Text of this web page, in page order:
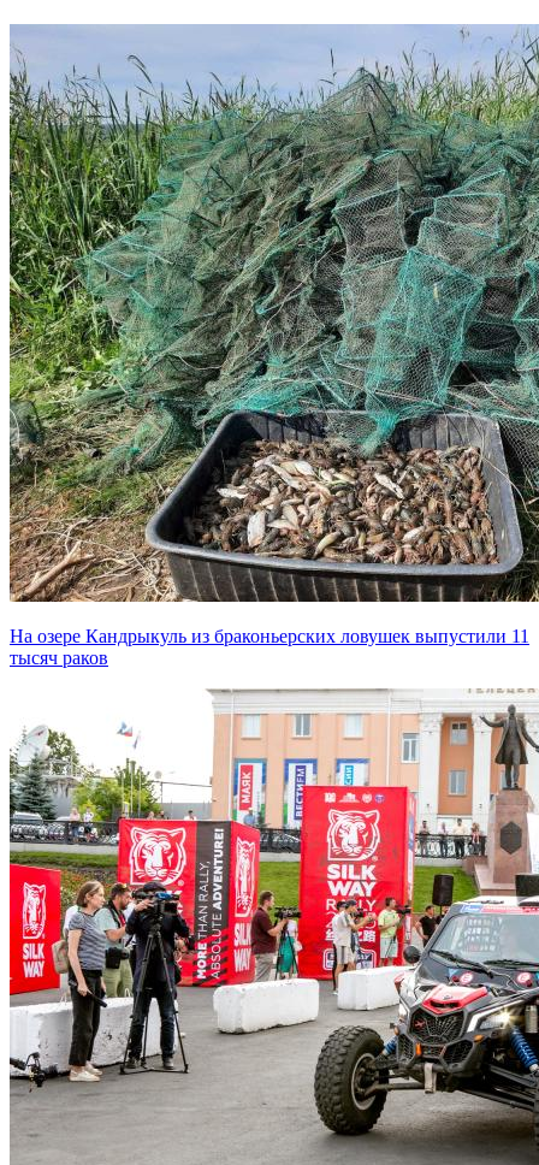
На озере Кандрыкуль из браконьерских ловушек выпустили 11
тысяч раков